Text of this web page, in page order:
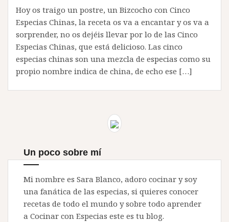
Hoy os traigo un postre, un Bizcocho con Cinco
Especias Chinas, la receta os va a encantar y os va a
sorprender, no os dejéis llevar por lo de las Cinco
Especias Chinas, que está delicioso. Las cinco
especias chinas son una mezcla de especias como su
propio nombre indica de china, de echo ese […]
Un poco sobre mí
Mi nombre es Sara Blanco, adoro cocinar y soy
una fanática de las especias, si quieres conocer
recetas de todo el mundo y sobre todo aprender
a Cocinar con Especias este es tu blog.